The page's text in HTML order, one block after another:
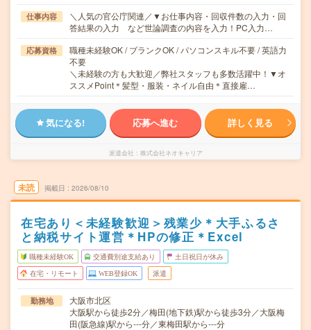
仕事内容
＼人気の官公庁関連／▼お仕事内容・回収件数の入力・回
答結果の入力 など世論調査の内容を入力！PC入力…
応募資格
職種未経験OK / ブランクOK / パソコンスキル不要 / 英語力
不要
＼未経験の方も大歓迎／弊社スタッフも多数活躍中！▼オ
ススメPoint＊髪型・服装・ネイル自由＊直接雇…
気になる! 応募へ進む 詳しく見る
派遣会社 株式会社ネオキャリア
未読 掲載日 2026/08/10
在宅あり＜未経験歓迎＞残業少＊大手ふるさ
と納税サイト運営＊HPの修正＊Excel
職種未経験OK 交通費別途支給あり 土日祝日が休み
在宅・リモート WEB登録OK 派遣
勤務地
大阪市北区
大阪駅から徒歩2分／梅田(地下鉄)駅から徒歩3分／大阪梅
田(阪急線)駅から---分／東梅田駅から---分